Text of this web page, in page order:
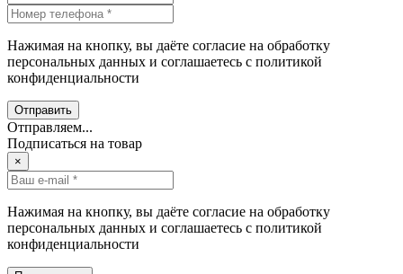
Нажимая на кнопку, вы даёте согласие на обработку
персональных данных и соглашаетесь с политикой
конфиденциальности
Отправить
Отправляем...
Подписаться на товар
×
Нажимая на кнопку, вы даёте согласие на обработку
персональных данных и соглашаетесь с политикой
конфиденциальности